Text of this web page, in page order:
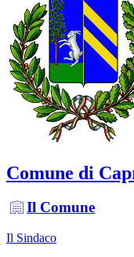
Comune di
Il Comune
Il Sindaco